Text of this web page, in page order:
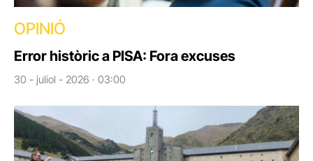
OPINIÓ
Error històric a PISA: Fora excuses
30 - juliol - 2026 · 03:00